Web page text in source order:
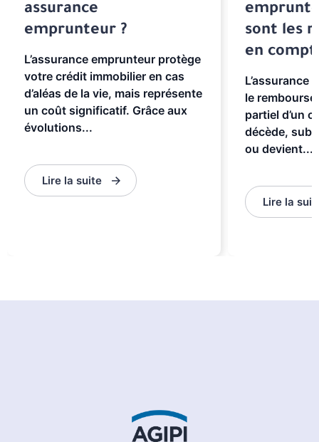
assurance
emprunteur ?
L’assurance emprunteur protège
votre crédit immobilier en cas
d’aléas de la vie, mais représente
un coût significatif. Grâce aux
évolutions...
Lire la suite
sont les
en
L’assurance
le
partiel d’un
décède,
ou devient...
Lire la